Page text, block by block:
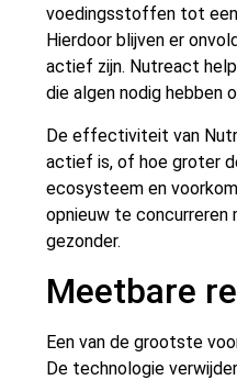
voedingsstoffen tot een
Hierdoor blijven er
actief zijn. Nutreact
die algen nodig hebben
De effectiviteit van
actief is, of hoe groter
ecosysteem en
opnieuw te
gezonder.
Meetbare
Een van de grootste
De technologie